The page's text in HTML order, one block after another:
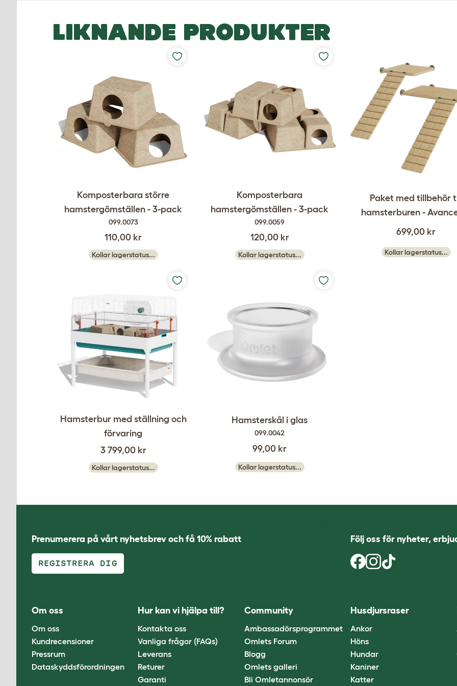
LIKNANDE PRODUKTER
Komposterbara större
hamstergömställen - 3-pack
099.0073
110,00 kr
Kollar lagerstatus...
Komposterbara
hamstergömställen - 3-pack
099.0059
120,00 kr
Kollar lagerstatus...
Paket med tillbehör
hamsterburen -
699,00 kr
Kollar lagerstatus...
Hamsterbur med ställning och
förvaring
3 799,00 kr
Kollar lagerstatus...
Hamsterskål i glas
099.0042
99,00 kr
Kollar lagerstatus...
Prenumerera på vårt nyhetsbrev och få 10% rabatt
REGISTRERA DIG
Följ oss för nyheter,
Om oss
Om oss
Kundrecensioner
Pressrum
Dataskyddsförordningen
Hur kan vi hjälpa till?
Kontakta oss
Vanliga frågor (FAQs)
Leverans
Returer
Garanti
Community
Ambassadörsprogrammet
Omlets Forum
Blogg
Omlets galleri
Bli Omletannonsör
Husdjursraser
Ankor
Höns
Hundar
Kaniner
Katter